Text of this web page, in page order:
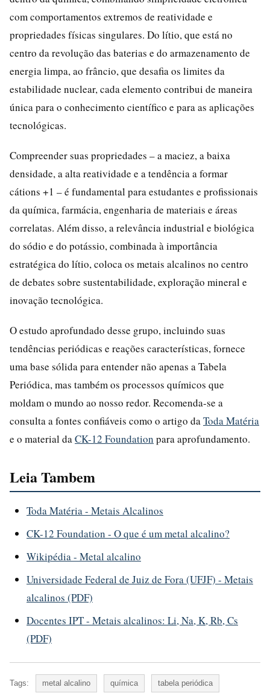
com comportamentos extremos de reatividade e
propriedades físicas singulares. Do lítio, que está no
centro da revolução das baterias e do armazenamento de
energia limpa, ao frâncio, que desafia os limites da
estabilidade nuclear, cada elemento contribui de maneira
única para o conhecimento científico e para as aplicações
tecnológicas.
Compreender suas propriedades – a maciez, a baixa
densidade, a alta reatividade e a tendência a formar
cátions +1 – é fundamental para estudantes e profissionais
da química, farmácia, engenharia de materiais e áreas
correlatas. Além disso, a relevância industrial e biológica
do sódio e do potássio, combinada à importância
estratégica do lítio, coloca os metais alcalinos no centro
de debates sobre sustentabilidade, exploração mineral e
inovação tecnológica.
O estudo aprofundado desse grupo, incluindo suas
tendências periódicas e reações características, fornece
uma base sólida para entender não apenas a Tabela
Periódica, mas também os processos químicos que
moldam o mundo ao nosso redor. Recomenda-se a
consulta a fontes confiáveis como o artigo da Toda Matéria
e o material da CK-12 Foundation para aprofundamento.
Leia Tambem
Toda Matéria - Metais Alcalinos
CK-12 Foundation - O que é um metal alcalino?
Wikipédia - Metal alcalino
Universidade Federal de Juiz de Fora (UFJF) - Metais
alcalinos (PDF)
Docentes IPT - Metais alcalinos: Li, Na, K, Rb, Cs
(PDF)
Tags: metal alcalino química tabela periódica